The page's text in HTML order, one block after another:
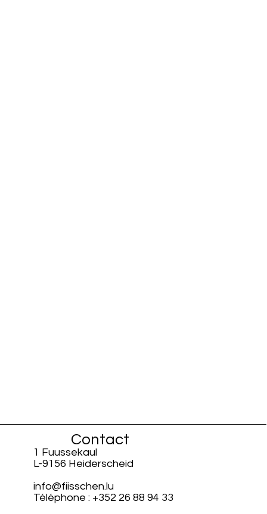
Contact
1 Fuussekaul
L-9156 Heiderscheid
info@fiisschen.lu
Téléphone : +352 26 88 94 33